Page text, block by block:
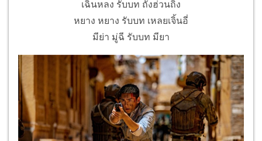
เฉินหลง รับบท ถังฮ่วนถิง
หยาง หยาง รับบท เหลยเจิ้นอี่
มีย่า มู่ฉี รับบท มียา